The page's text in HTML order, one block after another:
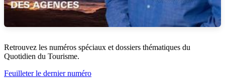
Retrouvez les numéros spéciaux et dossiers thématiques du
Quotidien du Tourisme.
Feuilleter le dernier numéro